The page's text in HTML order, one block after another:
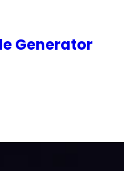
Generator